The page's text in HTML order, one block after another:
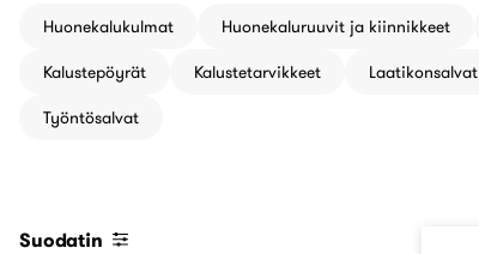
Huonekalukulmat Huonekaluruuvit ja kiinnikkeet
Kalustepöyrät Kalustetarvikkeet Laatikonsalvat
Työntösalvat
Suodatin